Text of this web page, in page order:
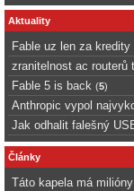
Aktuality
Fable uz len za kredity
zranitelnost ac routerů
Fable 5 is back (5)
Anthropic vypol
Jak odhalit falešný
Články
Táto kapela má